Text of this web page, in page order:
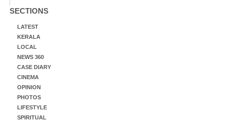
SECTIONS
LATEST
KERALA
LOCAL
NEWS 360
CASE DIARY
CINEMA
OPINION
PHOTOS
LIFESTYLE
SPIRITUAL